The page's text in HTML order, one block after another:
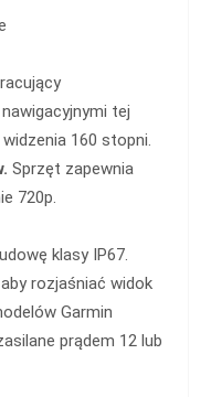
tej
160 stopni.
Sprzęt zapewnia
720p.
klasy IP67.
rozjaśniać widok
Garmin
prądem 12 lub